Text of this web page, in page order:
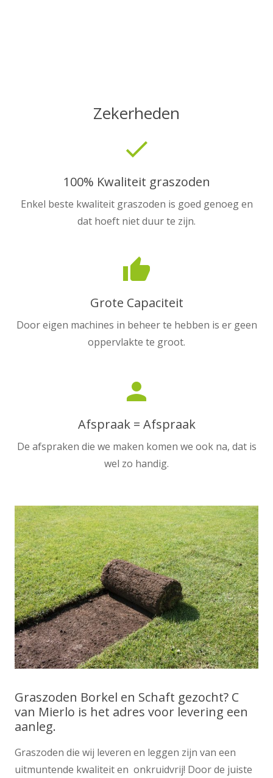
Zekerheden
done
100% Kwaliteit graszoden
Enkel beste kwaliteit graszoden is goed genoeg en
dat hoeft niet duur te zijn.
thumb_up
Grote Capaciteit
Door eigen machines in beheer te hebben is er geen
oppervlakte te groot.
person
Afspraak = Afspraak
De afspraken die we maken komen we ook na, dat is
wel zo handig.
Graszoden Borkel en Schaft gezocht? C
van Mierlo is het adres voor levering een
aanleg.
Graszoden die wij leveren en leggen zijn van een
uitmuntende kwaliteit en onkruidvrij! Door de juiste